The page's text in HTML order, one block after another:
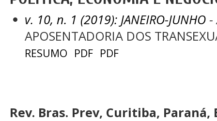
v. 10, n. 1 (2019): JANEIRO-JUNHO -
APOSENTADORIA DOS
RESUMO PDF PDF
Rev. Bras. Prev, Curitiba, Paraná,